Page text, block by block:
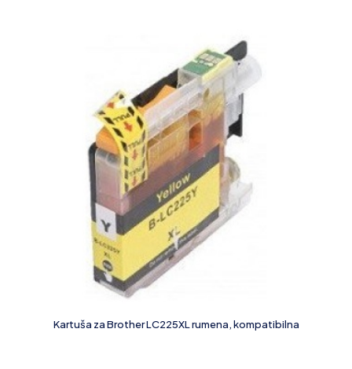
Kartuša za Brother LC225XL rumena, kompatibilna